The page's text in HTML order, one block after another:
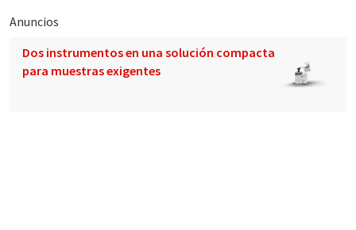
Anuncios
Dos instrumentos en una solución compacta
para muestras exigentes